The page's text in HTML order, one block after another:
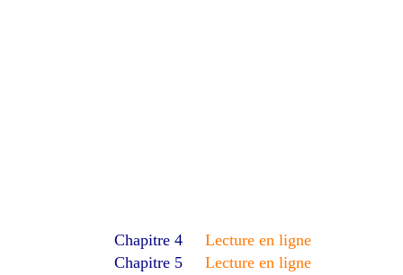
Chapitre 4 Lecture en ligne
Chapitre 5 Lecture en ligne